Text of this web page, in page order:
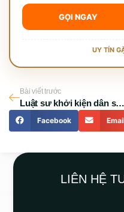
GỌI NGAY
UY TÍN
Bài viết trước
Luật sư khởi kiện dân sự TPHCM
Facebook
LIÊN HỆ